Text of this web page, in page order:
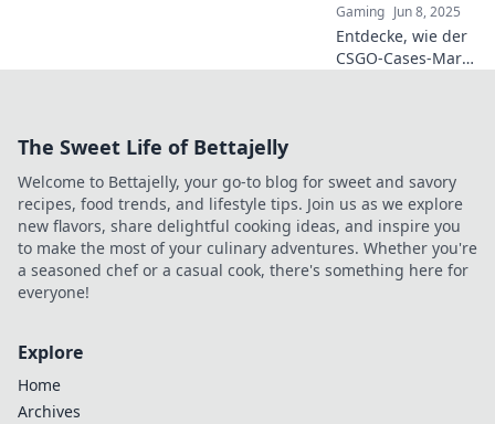
Gaming Jun 8, 2025
Entdecke, wie der
CSGO-Cases-Markt
profitablen
Spielplatz stecken!
The Sweet Life of Bettajelly
Welcome to Bettajelly, your go-to blog for sweet and savory
recipes, food trends, and lifestyle tips. Join us as we explore
new flavors, share delightful cooking ideas, and inspire you
to make the most of your culinary adventures. Whether you're
a seasoned chef or a casual cook, there's something here for
everyone!
Explore
Home
Archives